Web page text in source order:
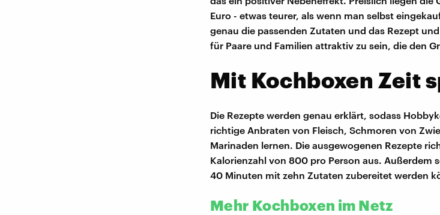
Euro - etwas teurer, als wenn man selbst
genau die passenden Zutaten und das Rezept
für Paare und Familien attraktiv zu sein, die den
Mit Kochboxen Zeit
Die Rezepte werden genau erklärt, sodass
richtige Anbraten von Fleisch, Schmoren von
Marinaden lernen. Die ausgewogenen Rezepte
Kalorienzahl von 800 pro Person aus. Außerdem
40 Minuten mit zehn Zutaten zubereitet werden
Mehr Kochboxen im Netz